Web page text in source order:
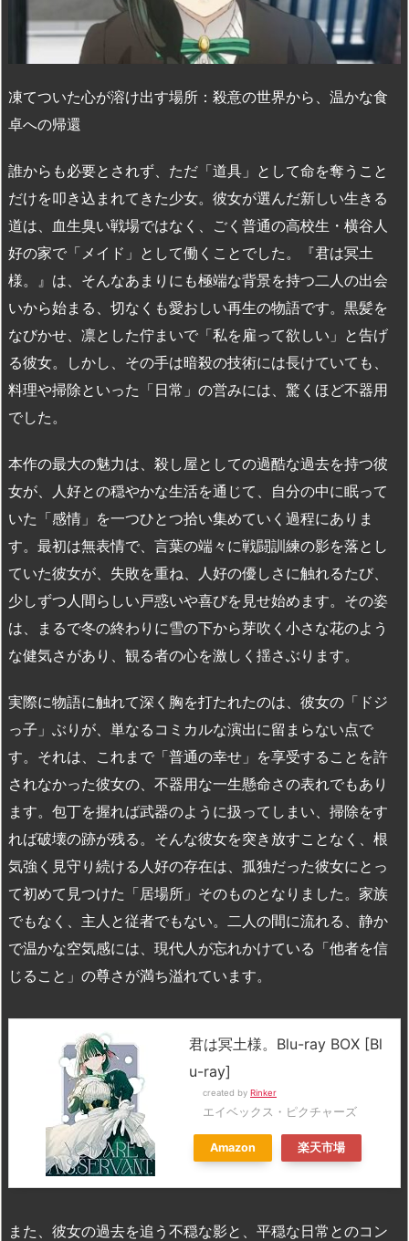
凍てついた心が溶け出す場所：殺意の世界から、温かな食
卓への帰還
誰からも必要とされず、ただ「道具」として命を奪うこと
だけを叩き込まれてきた少女。彼女が選んだ新しい生きる
道は、血生臭い戦場ではなく、ごく普通の高校生・横谷人
好の家で「メイド」として働くことでした。『君は冥土
様。』は、そんなあまりにも極端な背景を持つ二人の出会
いから始まる、切なくも愛おしい再生の物語です。黒髪を
なびかせ、凛とした佇まいで「私を雇って欲しい」と告げ
る彼女。しかし、その手は暗殺の技術には長けていても、
料理や掃除といった「日常」の営みには、驚くほど不器用
でした。
本作の最大の魅力は、殺し屋としての過酷な過去を持つ彼
女が、人好との穏やかな生活を通じて、自分の中に眠って
いた「感情」を一つひとつ拾い集めていく過程にありま
す。最初は無表情で、言葉の端々に戦闘訓練の影を落とし
ていた彼女が、失敗を重ね、人好の優しさに触れるたび、
少しずつ人間らしい戸惑いや喜びを見せ始めます。その姿
は、まるで冬の終わりに雪の下から芽吹く小さな花のよう
な健気さがあり、観る者の心を激しく揺さぶります。
実際に物語に触れて深く胸を打たれたのは、彼女の「ドジ
っ子」ぶりが、単なるコミカルな演出に留まらない点で
す。それは、これまで「普通の幸せ」を享受することを許
されなかった彼女の、不器用な一生懸命さの表れでもあり
ます。包丁を握れば武器のように扱ってしまい、掃除をす
れば破壊の跡が残る。そんな彼女を突き放すことなく、根
気強く見守り続ける人好の存在は、孤独だった彼女にとっ
て初めて見つけた「居場所」そのものとなりました。家族
でもなく、主人と従者でもない。二人の間に流れる、静か
で温かな空気感には、現代人が忘れかけている「他者を信
じること」の尊さが満ち溢れています。
君は冥土様。Blu-ray BOX [Bl
u-ray]
created by Rinker
エイベックス・ピクチャーズ
Amazon 楽天市場
また、彼女の過去を追う不穏な影と、平穏な日常とのコン